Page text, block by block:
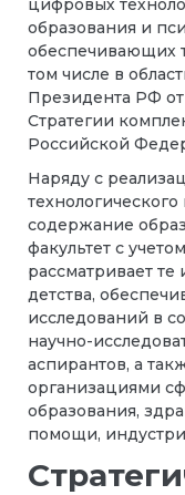
цифровых
образования и
обеспечивающих
том числе в
Президента РФ
Стратегии
Российской
Наряду с
содержание
факультет с
рассматривает
детства,
исследований в
научно-
аспирантов, а
организациями
образования,
помощи,